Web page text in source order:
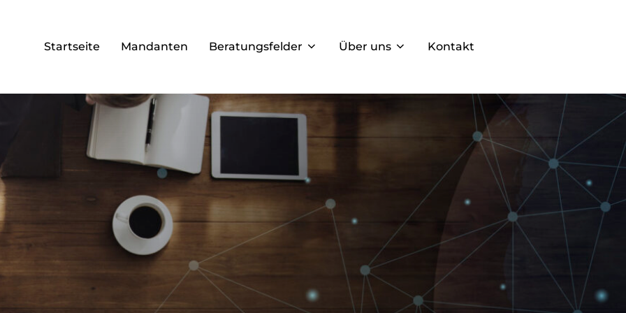
Startseite Mandanten Beratungsfelder Über uns Kontakt